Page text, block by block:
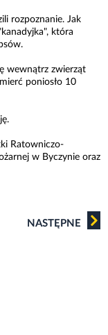
rozpoznanie. Jak
która
wewnątrz zwierząt
poniosło 10
Ratowniczo-
w Byczynie oraz
NASTĘPNE